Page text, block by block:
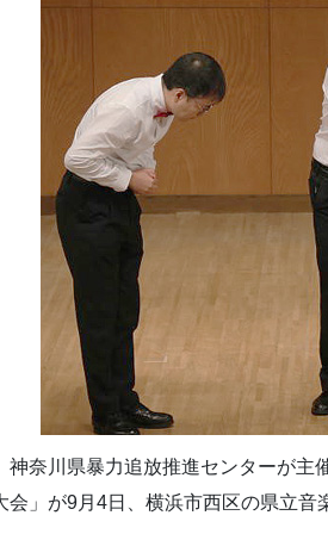
神奈川県暴力追放推進センターが
会」が9月4日、横浜市西区の県立音